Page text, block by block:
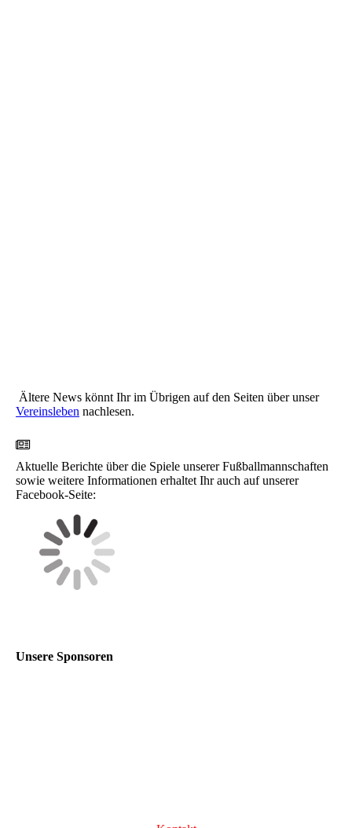
Ältere News könnt Ihr im Übrigen auf den Seiten über unser
Vereinsleben nachlesen.
Aktuelle Berichte über die Spiele unserer Fußballmannschaften
sowie weitere Informationen erhaltet Ihr auch auf unserer
Facebook-Seite:
Unsere Sponsoren